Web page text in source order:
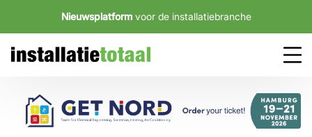
Nieuwsplatform voor de installatiebranche